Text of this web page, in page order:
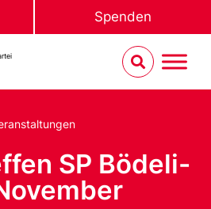
Spenden
SP Bödeli-